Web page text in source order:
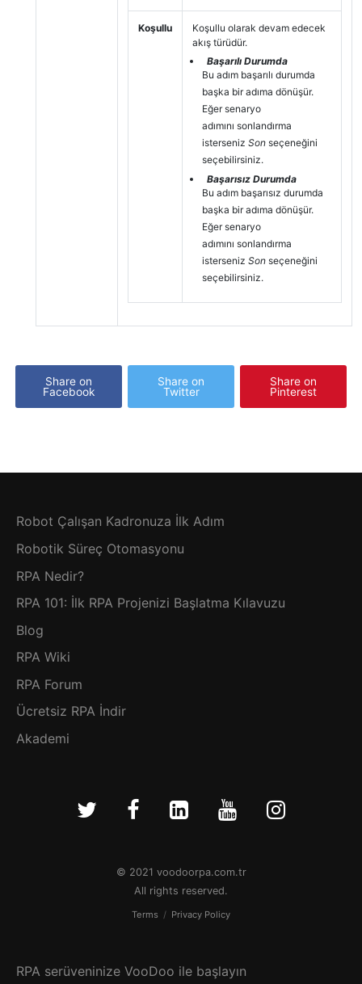
Koşullu
Koşullu olarak devam edecek
akış türüdür.
Başarılı Durumda
Bu adım başarılı durumda
başka bir adıma dönüşür.
Eğer senaryo
adımını sonlandırma
isterseniz Son seçeneğini
seçebilirsiniz.
Başarısız Durumda
Bu adım başarısız durumda
başka bir adıma dönüşür.
Eğer senaryo
adımını sonlandırma
isterseniz Son seçeneğini
seçebilirsiniz.
Share on
Facebook
Share on
Twitter
Share on
Pinterest
Robot Çalışan Kadronuza İlk Adım
Robotik Süreç Otomasyonu
RPA Nedir?
RPA 101: İlk RPA Projenizi Başlatma Kılavuzu
Blog
RPA Wiki
RPA Forum
Ücretsiz RPA İndir
Akademi
© 2021 voodoorpa.com.tr
All rights reserved.
Terms / Privacy Policy
RPA serüveninize VooDoo ile başlayın